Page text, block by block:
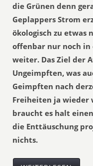
die Grünen denn
Geplappers Strom
ökologisch zu etwas
offenbar nur noch in
weiter. Das Ziel der
Ungeimpften, was
Geimpften nach
Freiheiten ja wieder
braucht es halt
die Enttäuschung
nichts.